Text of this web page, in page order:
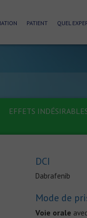
PATIENT QUEL
EFFETS
DCI
Dabrafenib
Mode de
Voie orale